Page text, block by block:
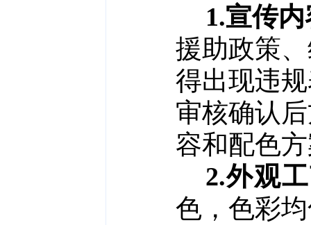
1.宣传
援助政策
得出现违
审核确认
容和配色
2.外观
色，色彩